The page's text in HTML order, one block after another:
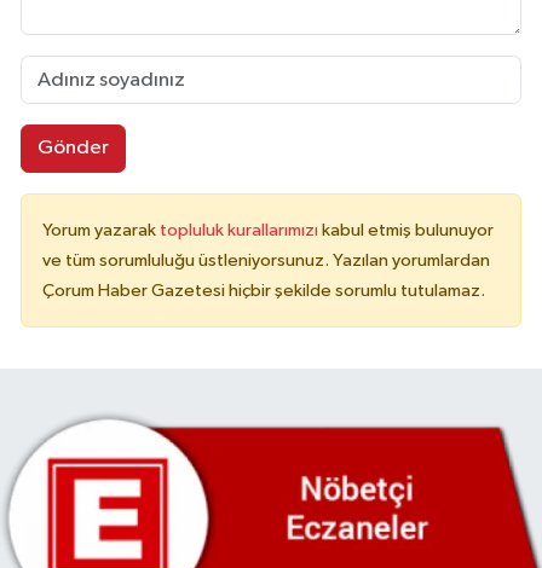
Gönder
Yorum yazarak topluluk kurallarımızı kabul etmiş bulunuyor
ve tüm sorumluluğu üstleniyorsunuz. Yazılan yorumlardan
Çorum Haber Gazetesi hiçbir şekilde sorumlu tutulamaz.